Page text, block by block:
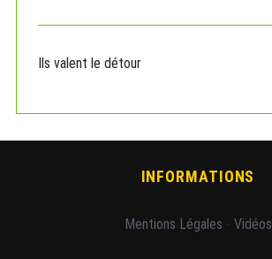
Ils valent le détour
INFORMATIONS
Mentions Légales Vidéos